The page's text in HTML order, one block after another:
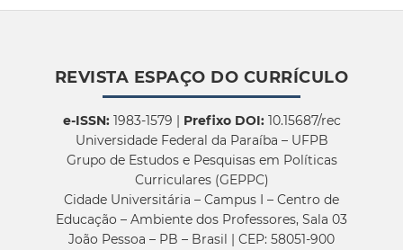
REVISTA ESPAÇO DO CURRÍCULO
e-ISSN:1983-1579 | Prefixo DOI:10.15687/rec
Universidade Federal da Paraíba – UFPB
Grupo de Estudos e Pesquisas em Políticas
Curriculares (GEPPC)
Cidade Universitária – Campus I – Centro de
Educação – Ambiente dos Professores, Sala 03
João Pessoa – PB – Brasil | CEP: 58051-900